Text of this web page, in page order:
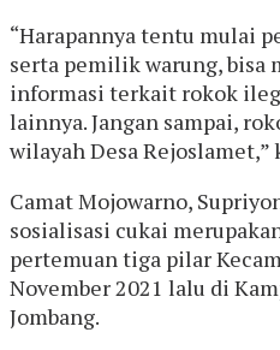
“Harapannya tentu mulai
serta pemilik warung, bisa
informasi terkait rokok
lainnya. Jangan sampai,
wilayah Desa Rejoslamet,”
Camat Mojowarno,
sosialisasi cukai
pertemuan tiga pilar
November 2021 lalu di
Jombang.